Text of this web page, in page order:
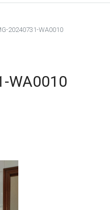
20240731-WA0010
WA0010